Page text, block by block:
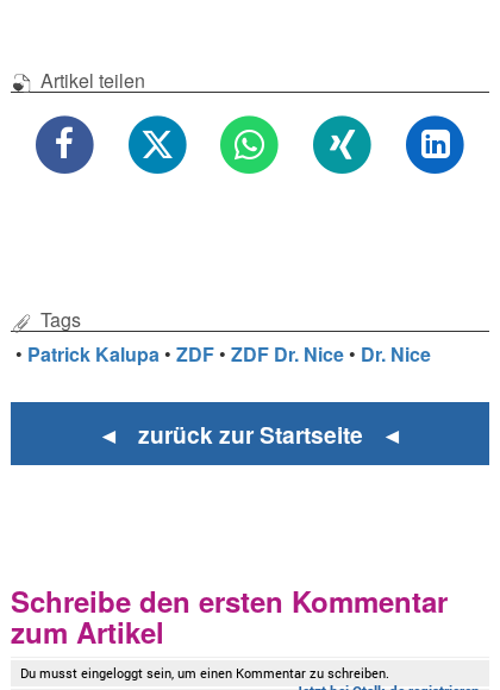
Artikel teilen
Tags
• Patrick Kalupa •ZDF •ZDF Dr. Nice • Dr. Nice
◄ zurück zur Startseite ◄
Schreibe den ersten Kommentar
zum Artikel